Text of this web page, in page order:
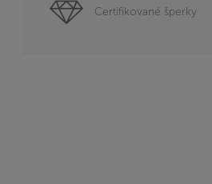
Certifikované šperky